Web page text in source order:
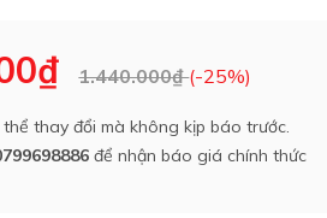
trời
Bồn bảo ôn
Bồn nhựa tự hoại
1.440.000₫(-25%)
thể thay đổi mà không kịp báo trước.
để nhận báo giá chính thức